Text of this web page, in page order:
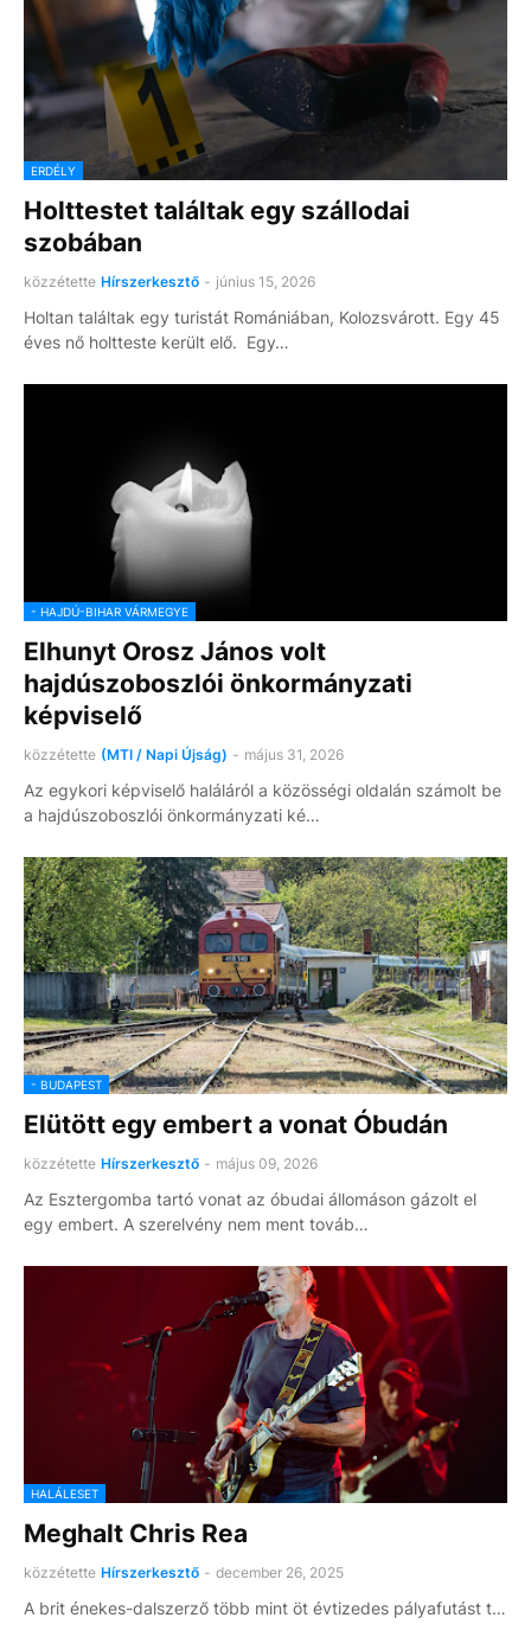
ERDÉLY
Holttestet találtak egy szállodai
szobában
közzétette Hírszerkesztő - június 15, 2026
Holtan találtak egy turistát Romániában, Kolozsvárott. Egy 45
éves nő holtteste került elő. Egy…
- HAJDÚ-BIHAR VÁRMEGYE
Elhunyt Orosz János volt
hajdúszoboszlói önkormányzati
képviselő
közzétette (MTI / Napi Újság) - május 31, 2026
Az egykori képviselő haláláról a közösségi oldalán számolt be
a hajdúszoboszlói önkormányzati ké…
- BUDAPEST
Elütött egy embert a vonat Óbudán
közzétette Hírszerkesztő - május 09, 2026
Az Esztergomba tartó vonat az óbudai állomáson gázolt el
egy embert. A szerelvény nem ment továb…
HALÁLESET
Meghalt Chris Rea
közzétette Hírszerkesztő - december 26, 2025
A brit énekes-dalszerző több mint öt évtizedes pályafutást t…